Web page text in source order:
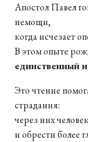
Апостол Павел
немощи,
когда исчезает
В этом опыте
единственный
Это чтение
страдания:
через них
и обрести более